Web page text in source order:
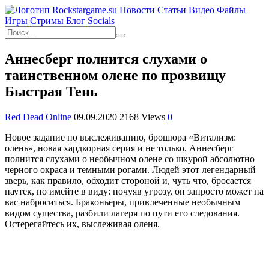
Новости Статьи Видео Файлы
Игры Cтримы Блог Socials
Аннесберг полнится слухами о
таинственном олене по прозвищу
Быстрая Тень
Red Dead Online 09.09.2020 2168 Views 0
Новое задание по выслеживанию, брошюра «Витализм:
олень», новая хардкорная серия и не только. Аннесберг
полнится слухами о необычном олене со шкурой абсолютно
черного окраса и темными рогами. Людей этот легендарный
зверь, как правило, обходит стороной и, чуть что, бросается
наутек, но имейте в виду: почуяв угрозу, он запросто может на
вас наброситься. Браконьеры, привлеченные необычным
видом существа, разбили лагеря по пути его следования.
Остерегайтесь их, выслеживая оленя.